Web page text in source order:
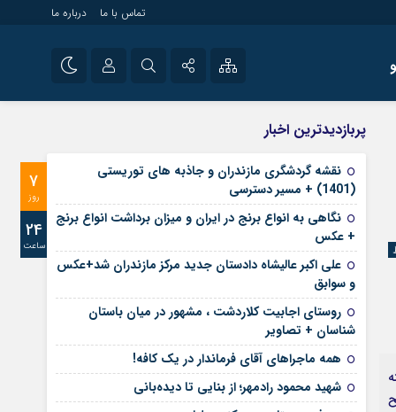
تماس با ما درباره ما
آپارات
رمز عبور
مرا به خاطر بسپار
راه اندازی سایت و
سایت های خبری و
گذشته
پربازدیدترین اخبار
7
روز
24
ساعت
نقشه گردشگری مازندران و جاذبه های توریستی
(1401) + مسیر دسترسی
نگاهی به انواع برنج در ایران و میزان برداشت انواع برنج
+ عکس
علی‌ اکبر عالیشاه دادستان جدید مرکز مازندران شد+عکس
و سوابق
روستای اجابیت کلاردشت ، مشهور در میان باستان
شناسان + تصاویر
همه ماجراهای آقای فرماندار در یک کافه!
شهید محمود رادمهر؛ از بنایی تا دیده‌بانی